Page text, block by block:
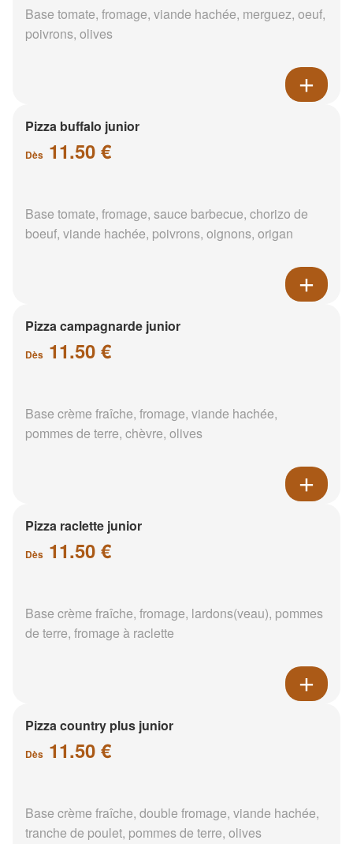
Base tomate, fromage, viande hachée, merguez, oeuf,
poivrons, olives
Pizza buffalo junior
Dès 11.50 €
Base tomate, fromage, sauce barbecue, chorizo de
boeuf, viande hachée, poivrons, oignons, origan
Pizza campagnarde junior
Dès 11.50 €
Base crème fraîche, fromage, viande hachée,
pommes de terre, chèvre, olives
Pizza raclette junior
Dès 11.50 €
Base crème fraîche, fromage, lardons(veau), pommes
de terre, fromage à raclette
Pizza country plus junior
Dès 11.50 €
Base crème fraîche, double fromage, viande hachée,
tranche de poulet, pommes de terre, olives